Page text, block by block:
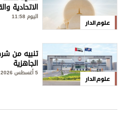
علوم الدار
الاتحادية
اليوم 11:58
علوم الدار
تنبيه من
الجاهزية
5 أغسطس 2026